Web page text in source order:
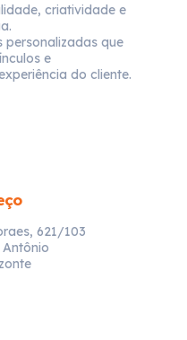
criatividade e
personalizadas que
e
do cliente.
621/103